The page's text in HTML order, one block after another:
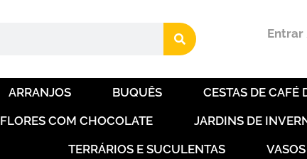
ARRANJOS BUQUÊS
CESTAS DE CAFÉ
FLORES COM CHOCOLATE JARDINS DE
TERRÁRIOS E SUCULENTAS
VASOS